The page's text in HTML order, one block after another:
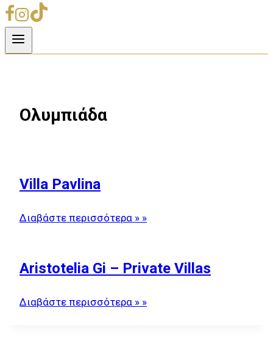
Ολυμπιάδα
Villa Pavlina
Διαβάστε περισσότερα » »
Aristotelia Gi – Private Villas
Διαβάστε περισσότερα » »